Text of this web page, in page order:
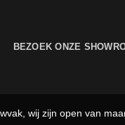
BEZOEK ONZE
wij zijn open van